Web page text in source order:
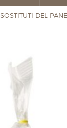
SOSTITUTI DEL PANE